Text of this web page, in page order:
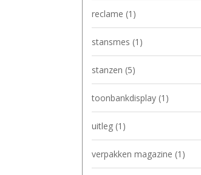
reclame (1)
stansmes (1)
stanzen (5)
toonbankdisplay (1)
uitleg (1)
verpakken magazine (1)